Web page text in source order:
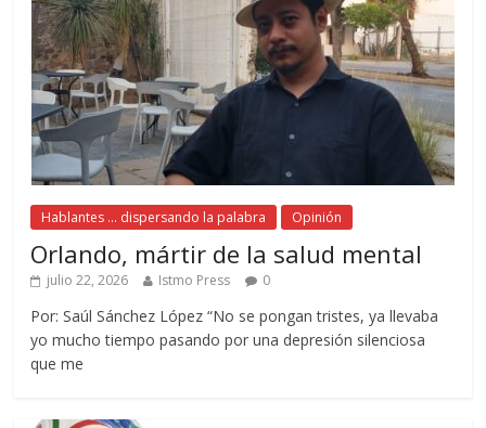
Hablantes ... dispersando la palabra Opinión
Orlando, mártir de la salud mental
julio 22, 2026 Istmo Press 0
Por: Saúl Sánchez López “No se pongan tristes, ya llevaba
yo mucho tiempo pasando por una depresión silenciosa
que me